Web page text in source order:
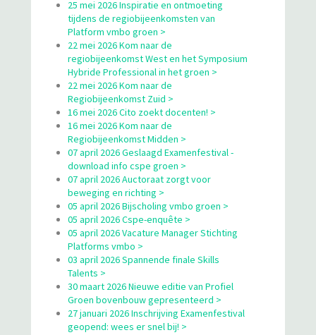
25 mei 2026 Inspiratie en ontmoeting
tijdens de regiobijeenkomsten van
Platform vmbo groen >
22 mei 2026 Kom naar de
regiobijeenkomst West en het Symposium
Hybride Professional in het groen >
22 mei 2026 Kom naar de
Regiobijeenkomst Zuid >
16 mei 2026 Cito zoekt docenten! >
16 mei 2026 Kom naar de
Regiobijeenkomst Midden >
07 april 2026 Geslaagd Examenfestival -
download info cspe groen >
07 april 2026 Auctoraat zorgt voor
beweging en richting >
05 april 2026 Bijscholing vmbo groen >
05 april 2026 Cspe-enquête >
05 april 2026 Vacature Manager Stichting
Platforms vmbo >
03 april 2026 Spannende finale Skills
Talents >
30 maart 2026 Nieuwe editie van Profiel
Groen bovenbouw gepresenteerd >
27 januari 2026 Inschrijving Examenfestival
geopend: wees er snel bij! >